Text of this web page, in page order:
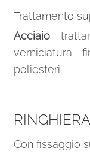
Trattamento
Acciaio:
verniciatura
poliesteri.
RINGHIERA
Con fissaggio